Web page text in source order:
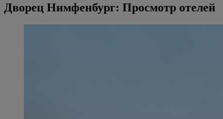
Дворец Нимфенбург: Просмотр отелей